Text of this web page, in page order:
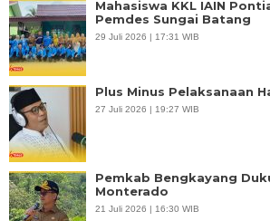
Mahasiswa KKL IAIN
Pemdes Sungai Batang
29 Juli 2026 | 17:31 WIB
Plus Minus Pelaksanaan
27 Juli 2026 | 19:27 WIB
Pemkab Bengkayang
Monterado
21 Juli 2026 | 16:30 WIB